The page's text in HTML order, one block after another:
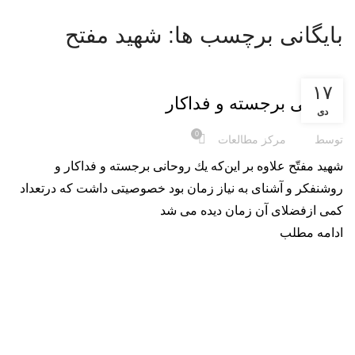
بایگانی برچسب ها: شهید مفتح
۱۷
دی
روحانی برجسته و فداکار
توسط مرکز مطالعات 0
شهید مفتّح علاوه بر این‌كه یك روحانی برجسته و فداكار و
روشنفكر و آشنای به نیاز زمان بود خصوصیتی داشت كه درتعداد
کمی ازفضلای آن زمان دیده می شد
ادامه مطلب